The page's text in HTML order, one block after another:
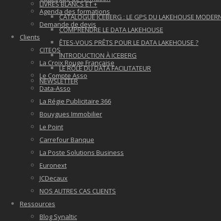
LIVRES BLANCS ET +
CATALOGUE ICEBERG : LE GPS DU LAKEHOUSE
COMPRENDRE LE DATA LAKEHOUSE
ÊTES-VOUS PRÊTS POUR LE DATA LAKEHOUSE ?
INTRODUCTION À ICEBERG
LE RÔLE DU DATA FACILITATEUR
NEWSLETTER
Agenda des formations
Demande de devis
Clients
CITEOS
La Croix Rouge Française
Le Compte Asso
Data-Asso
La Régie Publicitaire 366
Bouygues Immobilier
Le Point
Carrefour Banque
La Poste Solutions Business
Euronext
JCDecaux
NOS AUTRES CAS CLIENTS
Ressources
Blog Synaltic